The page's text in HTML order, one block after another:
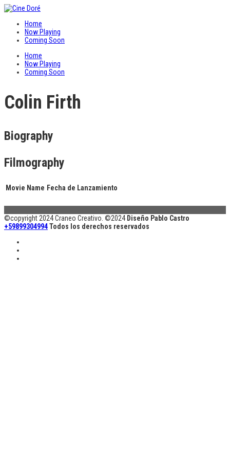
Home
Now Playing
Coming Soon
Home
Now Playing
Coming Soon
Colin Firth
Biography
Filmography
Movie Name Fecha de Lanzamiento
©copyright 2024 Craneo Creativo. ©2024 Diseño Pablo Castro
+59899304994Todos los derechos reservados